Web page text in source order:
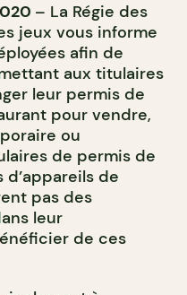
– La Régie des
jeux vous informe
afin de
aux titulaires
leur permis de
pour vendre,
ou
de permis de
de
pas des
leur
de ces